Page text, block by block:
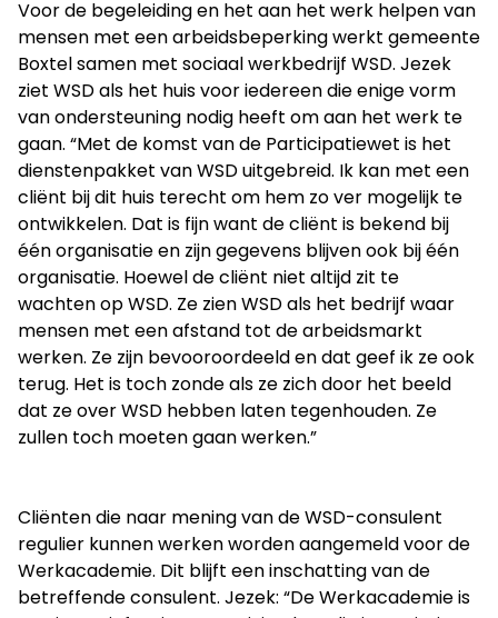
Voor de begeleiding en het aan het werk helpen van
mensen met een arbeidsbeperking werkt gemeente
Boxtel samen met sociaal werkbedrijf WSD. Jezek
ziet WSD als het huis voor iedereen die enige vorm
van ondersteuning nodig heeft om aan het werk te
gaan. “Met de komst van de Participatiewet is het
dienstenpakket van WSD uitgebreid. Ik kan met een
cliënt bij dit huis terecht om hem zo ver mogelijk te
ontwikkelen. Dat is fijn want de cliënt is bekend bij
één organisatie en zijn gegevens blijven ook bij één
organisatie. Hoewel de cliënt niet altijd zit te
wachten op WSD. Ze zien WSD als het bedrijf waar
mensen met een afstand tot de arbeidsmarkt
werken. Ze zijn bevooroordeeld en dat geef ik ze ook
terug. Het is toch zonde als ze zich door het beeld
dat ze over WSD hebben laten tegenhouden. Ze
zullen toch moeten gaan werken.”
Cliënten die naar mening van de WSD-consulent
regulier kunnen werken worden aangemeld voor de
Werkacademie. Dit blijft een inschatting van de
betreffende consulent. Jezek: “De Werkacademie is